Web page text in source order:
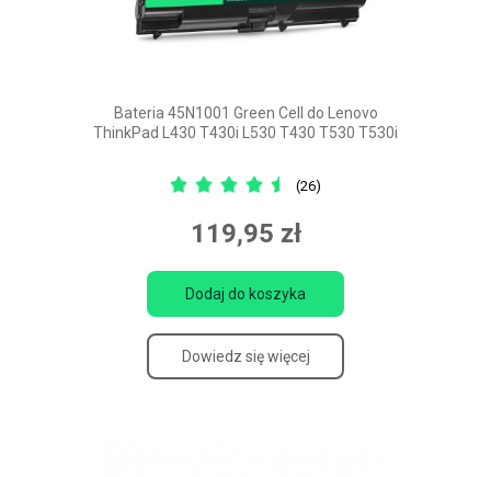
Bateria 45N1001 Green Cell do Lenovo
ThinkPad L430 T430i L530 T430 T530 T530i
(26)
119,95 zł
Dodaj do koszyka
Dowiedz się więcej